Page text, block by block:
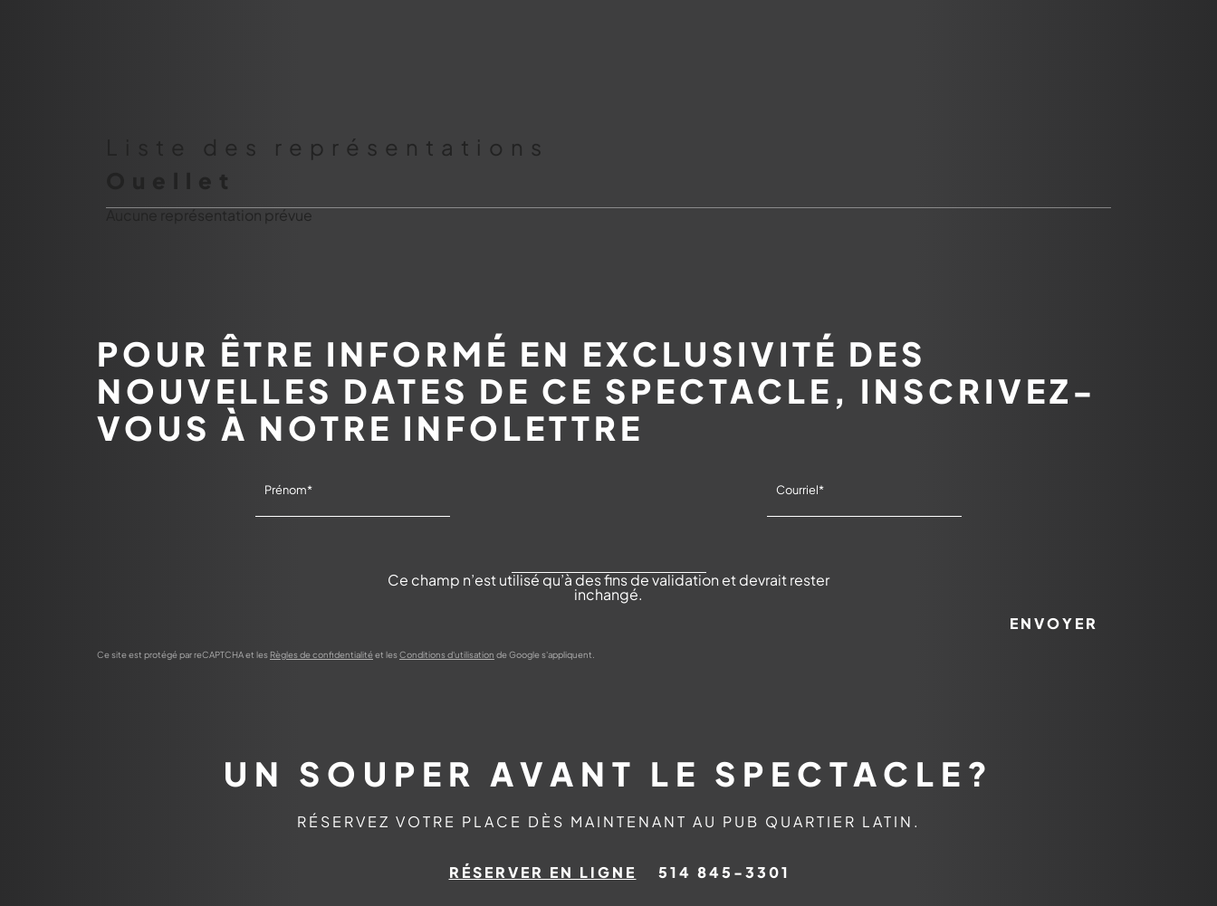
Liste des représentations
Ouellet
Aucune représentation prévue
POUR ÊTRE INFORMÉ EN EXCLUSIVITÉ DES
NOUVELLES DATES DE CE SPECTACLE, INSCRIVEZ-
VOUS À NOTRE INFOLETTRE
Ce champ n’est utilisé qu’à des fins de validation et devrait rester
inchangé.
ENVOYER
Ce site est protégé par reCAPTCHA et les Règles de confidentialitéet lesConditions d'utilisation de Google s'appliquent.
UN SOUPER AVANT LE SPECTACLE?
RÉSERVEZ VOTRE PLACE DÈS MAINTENANT AU PUB QUARTIER LATIN.
RÉSERVER EN LIGNE 514 845-3301